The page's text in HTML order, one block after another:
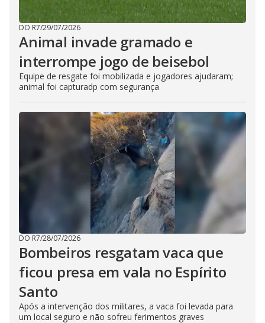
DO R7/29/07/2026
Animal invade gramado e
interrompe jogo de beisebol
Equipe de resgate foi mobilizada e jogadores ajudaram;
animal foi capturadp com segurança
DO R7/28/07/2026
Bombeiros resgatam vaca que
ficou presa em vala no Espírito
Santo
Após a intervenção dos militares, a vaca foi levada para
um local seguro e não sofreu ferimentos graves